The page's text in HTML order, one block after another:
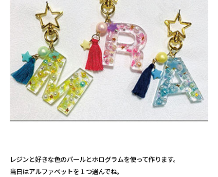
レジンと好きな色のパールとホログラムを使って作ります。
当日はアルファベットを１つ選んでね。